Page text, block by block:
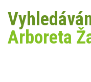
Arboreta